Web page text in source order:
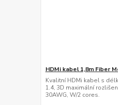
HDMi kabel 1,8m Fiber
Kvalitní HDMi kabel s
1.4, 3D maximální
30AWG, W/2 cores.